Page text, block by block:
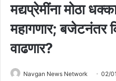
मद्यप्रेमींना मोठा
महागणार; बजेटनंतर
वाढणार?
Navgan News Network 02/